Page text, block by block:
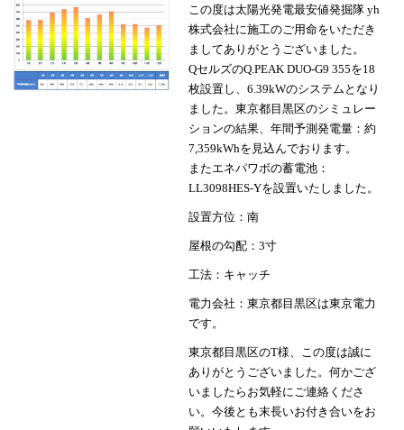
この度は太陽光発電最安値発掘隊 yh
株式会社に施工のご用命をいただき
ましてありがとうございました。
QセルズのQ.PEAK DUO-G9 355を18
枚設置し、6.39kWのシステムとなり
ました。東京都目黒区のシミュレー
ションの結果、年間予測発電量：約
7,359kWhを見込んでおります。
またエネパワボの蓄電池：
LL3098HES-Yを設置いたしました。
設置方位：南
屋根の勾配：3寸
工法：キャッチ
電力会社：東京都目黒区は東京電力
です。
東京都目黒区のT様、この度は誠に
ありがとうございました。何かござ
いましたらお気軽にご連絡くださ
い。今後とも末長いお付き合いをお